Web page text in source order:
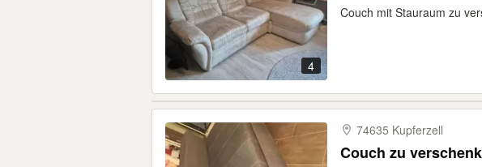
4
Couch mit Stauraum zu
74635 Kupferzell
Couch zu